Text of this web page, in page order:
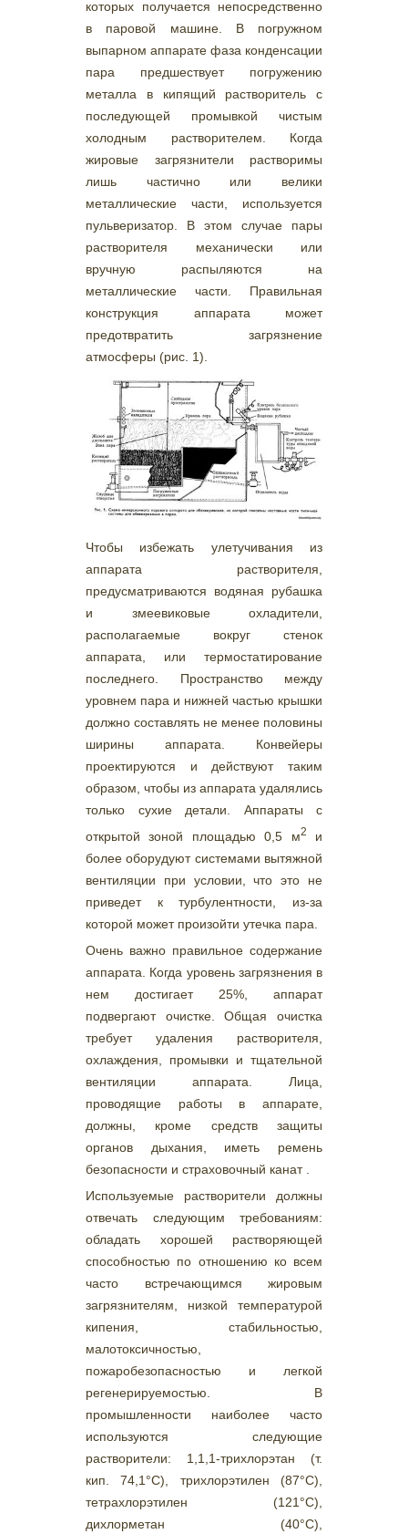
которых получается непосредственно
в паровой машине. В погружном
выпарном аппарате фаза конденсации
пара предшествует погружению
металла в кипящий растворитель с
последующей промывкой чистым
холодным растворителем. Когда
жировые загрязнители растворимы
лишь частично или велики
металлические части, используется
пульверизатор. В этом случае пары
растворителя механически или
вручную распыляются на
металлические части. Правильная
конструкция аппарата может
предотвратить загрязнение
атмосферы (рис. 1).
Чтобы избежать улетучивания из
аппарата растворителя,
предусматриваются водяная рубашка
и змеевиковые охладители,
располагаемые вокруг стенок
аппарата, или термостатирование
последнего. Пространство между
уровнем пара и нижней частью крышки
должно составлять не менее половины
ширины аппарата. Конвейеры
проектируются и действуют таким
образом, чтобы из аппарата удалялись
только сухие детали. Аппараты с
открытой зоной площадью 0,5 м2
и
более оборудуют системами вытяжной
вентиляции при условии, что это не
приведет к турбулентности, из-за
которой может произойти утечка пара.
Очень важно правильное содержание
аппарата. Когда уровень загрязнения в
нем достигает 25%, аппарат
подвергают очистке. Общая очистка
требует удаления растворителя,
охлаждения, промывки и тщательной
вентиляции аппарата. Лица,
проводящие работы в аппарате,
должны, кроме средств защиты
органов дыхания, иметь ремень
безопасности и страховочный канат .
Используемые растворители должны
отвечать следующим требованиям:
обладать хорошей растворяющей
способностью по отношению ко всем
часто встречающимся жировым
загрязнителям, низкой температурой
кипения, стабильностью,
малотоксичностью,
пожаробезопасностью и легкой
регенерируемостью. В
промышленности наиболее часто
используются следующие
растворители: 1,1,1-трихлорэтан (т.
кип. 74,1°С), трихлорэтилен (87°С),
тетрахлорэтилен (121°С),
дихлорметан (40°С),